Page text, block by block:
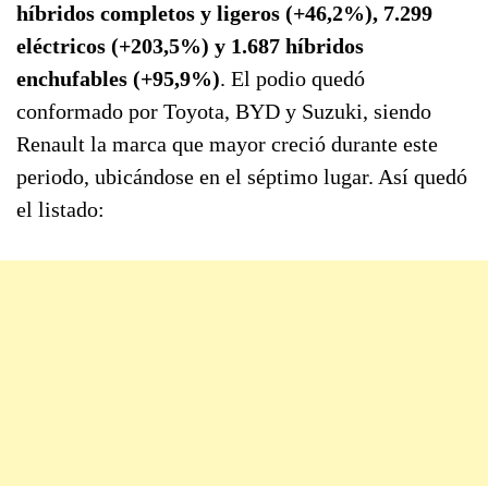
híbridos completos y ligeros (+46,2%), 7.299
eléctricos (+203,5%) y 1.687 híbridos
enchufables (+95,9%). El podio quedó
conformado por Toyota, BYD y Suzuki, siendo
Renault la marca que mayor creció durante este
periodo, ubicándose en el séptimo lugar. Así quedó
el listado: